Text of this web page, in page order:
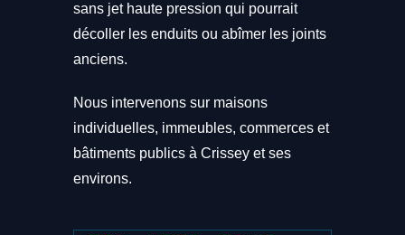
sans jet haute pression qui pourrait
décoller les enduits ou abîmer les joints
anciens.
Nous intervenons sur maisons
individuelles, immeubles, commerces et
bâtiments publics à Crissey et ses
environs.